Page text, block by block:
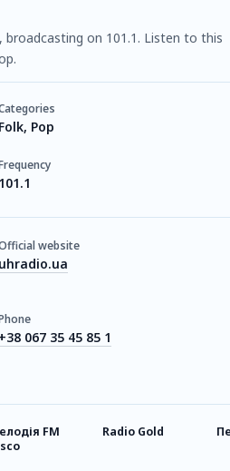
broadcasting on 101.1. Listen to this
Folk, Pop
101.1
website
uhradio.ua
+38 067 35 45 85 1
FM
Radio Gold